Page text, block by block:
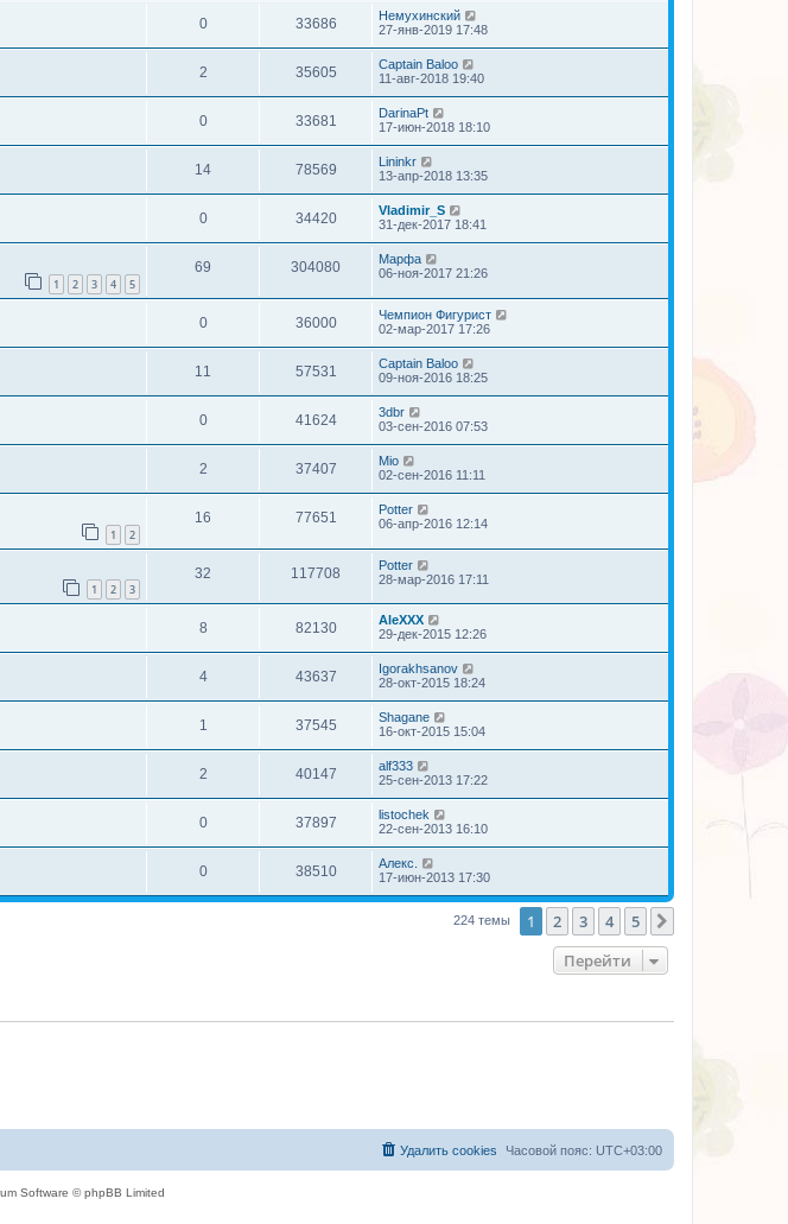
0 33686
Немухинский
27-янв-2019 17:48
2 35605
Captain Baloo
11-авг-2018 19:40
0 33681
DarinaPt
17-июн-2018 18:10
14 78569
Lininkr
13-апр-2018 13:35
0 34420
Vladimir_S
31-дек-2017 18:41
1 2 3 4 5
69 304080
Марфа
06-ноя-2017 21:26
0 36000
Чемпион Фигурист
02-мар-2017 17:26
11 57531
Captain Baloo
09-ноя-2016 18:25
0 41624
3dbr
03-сен-2016 07:53
2 37407
Mio
02-сен-2016 11:11
1 2
16 77651
Potter
06-апр-2016 12:14
1 2 3
32 117708
Potter
28-мар-2016 17:11
8 82130
AleXXX
29-дек-2015 12:26
4 43637
Igorakhsanov
28-окт-2015 18:24
1 37545
Shagane
16-окт-2015 15:04
2 40147
alf333
25-сен-2013 17:22
0 37897
listochek
22-сен-2013 16:10
0 38510
Алекс.
17-июн-2013 17:30
224 темы 1 2 3 4 5
Перейти
Часовой пояс: UTC+03:00
Удалить cookies
Software © phpBB Limited